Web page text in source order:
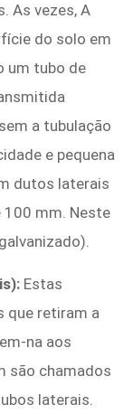
As vezes, A
do solo em
um tubo de
a tubulação
e pequena
dutos laterais
mm. Neste
Estas
que retiram a
na aos
são chamados
laterais.